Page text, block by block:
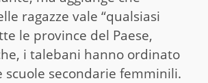
ragazze vale “qualsiasi
le province del Paese,
i talebani hanno ordinato
scuole secondarie femminili.